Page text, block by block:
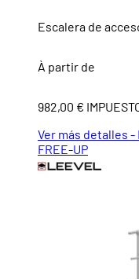
Escalera de
À partir de
982,00 €
Ver más detalles
FREE-UP